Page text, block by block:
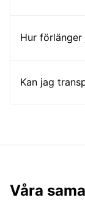
Hur
Kan jag
Våra